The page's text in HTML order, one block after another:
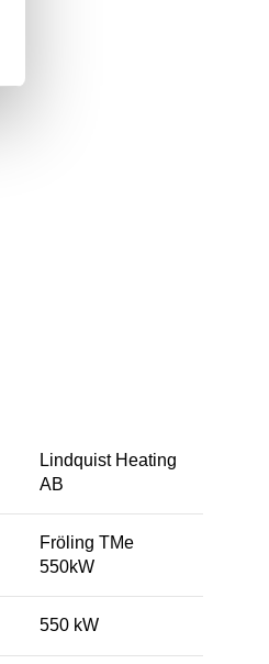
Lindquist Heating
AB
Fröling TMe
550kW
550 kW